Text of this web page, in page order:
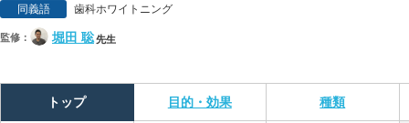
同義語 歯科ホワイトニング
監修： 堀田 聡先生
トップ 目的・効果 種類